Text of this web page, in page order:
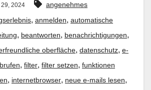
29, 2024
angenehmes
, anmelden, automatische
, beantworten, benachrichtigungen,
oberfläche, datenschutz, e-
, filter, filter setzen, funktionen
, internetbrowser, neue e-mails lesen,